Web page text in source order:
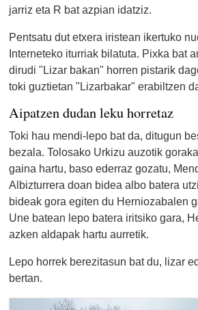
jarriz eta R bat azpian idatziz.
Pentsatu dut etxera iristean ikertuko
Interneteko iturriak bilatuta. Pixka bat
dirudi "Lizar bakan" horren pistarik
toki guztietan "Lizarbakar" erabiltzen
Aipatzen dudan leku horretaz
Toki hau mendi-lepo bat da, ditugun
bezala. Tolosako Urkizu auzotik
gaina hartu, baso ederraz gozatu,
Albizturrera doan bidea albo batera
bideak gora egiten du Herniozabalen
Une batean lepo batera iritsiko gara,
azken aldapak hartu aurretik.
Lepo horrek berezitasun bat du, lizar
bertan.